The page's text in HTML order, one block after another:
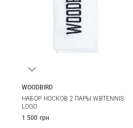
WOODBIRD
НАБОР НОСКОВ 2 ПАРЫ WBTENNIS
LOGO
1 500 грн